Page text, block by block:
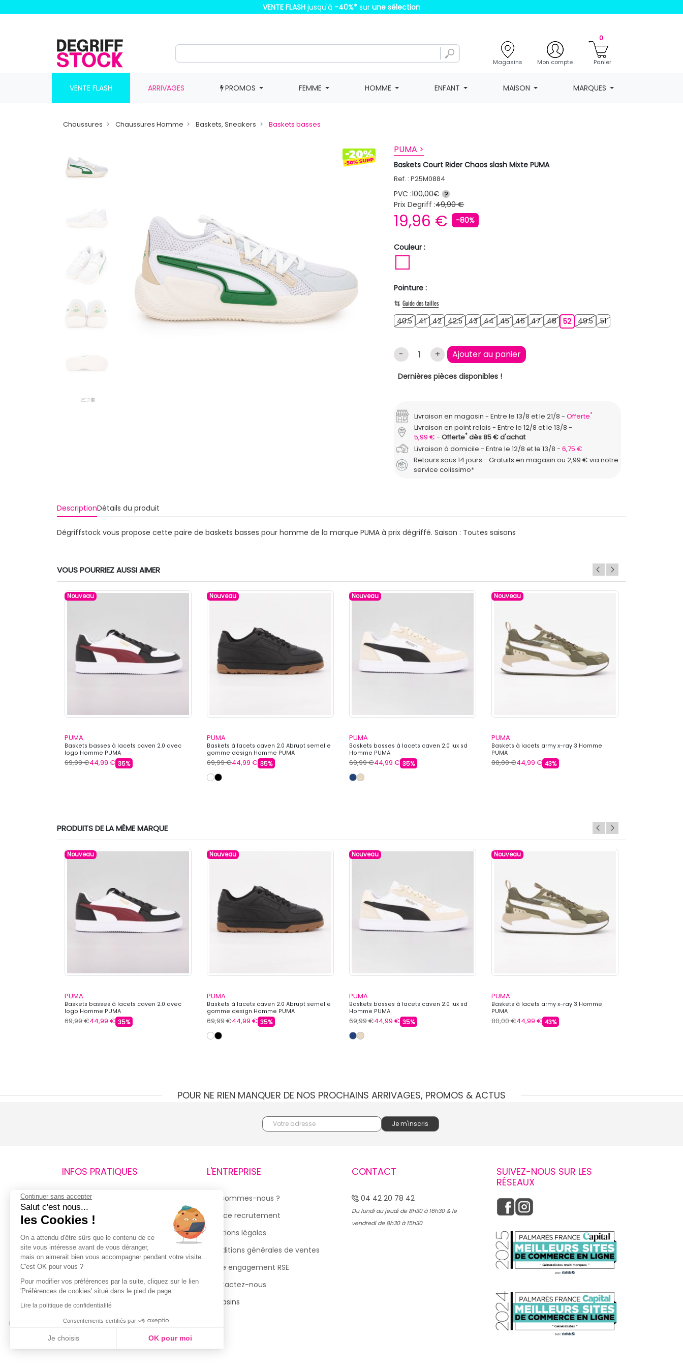
VENTE FLASH jusqu'à -40%* sur une sélection
Magasins Mon compte
0
Panier
VENTE FLASH ARRIVAGES PROMOS FEMME HOMME ENFANT MAISON MARQUES
Chaussures Chaussures Homme Baskets, Sneakers Baskets basses
PUMA >
Baskets Court Rider Chaos slash Mixte PUMA
Ref. : P25M0884
PVC :100,00€ ?
Prix Degriff :49,90 €
19,96 € -80%
Couleur :
Pointure :
Guide des tailles
40.540.5
4141424242.542.5
434344444545464647474848525249.549.5
5151
- + Ajouter au panier
Dernières pièces disponibles !
Livraison en magasin Entre le 13/8 et le 21/8 Offerte*
Livraison en point relais
Entre le 12/8 et le 13/8
5,99 €
Offerte*dès 85 € d'achat
Livraison à domicile
Entre le 12/8 et le 13/8
6,75 €
Retours sous 14 jours - Gratuits en magasin ou 2,99 € via notre
service colissimo*
DescriptionDétails du produit
Dégriffstock vous propose cette paire de baskets basses pour homme de la marque PUMA à prix dégriffé. Saison : Toutes saisons
VOUS POURRIEZ AUSSI AIMER
Nouveau
PUMA
Baskets basses à lacets caven 2.0 avec
logo Homme PUMA
69,99 €44,99 € 35%
Nouveau
PUMA
Baskets à lacets caven 2.0 Abrupt semelle
gomme design Homme PUMA
69,99 €44,99 € 35%
Nouveau
PUMA
Baskets basses à lacets caven 2.0 lux sd
Homme PUMA
69,99 €44,99 € 35%
Nouveau
PUMA
Baskets à lacets army x-ray 3 Homme
PUMA
80,00 €44,99 € 43%
PRODUITS DE LA MÊME MARQUE
Nouveau
PUMA
Baskets basses à lacets caven 2.0 avec
logo Homme PUMA
69,99 €44,99 € 35%
Nouveau
PUMA
Baskets à lacets caven 2.0 Abrupt semelle
gomme design Homme PUMA
69,99 €44,99 € 35%
Nouveau
PUMA
Baskets basses à lacets caven 2.0 lux sd
Homme PUMA
69,99 €44,99 € 35%
Nouveau
PUMA
Baskets à lacets army x-ray 3 Homme
PUMA
80,00 €44,99 € 43%
POUR NE RIEN MANQUER DE NOS PROCHAINS ARRIVAGES, PROMOS & ACTUS
INFOS PRATIQUES
Retours et remboursements
Suivi de commande
Livraisons
Guide des tailles
Politique de confidentialité
Conditions générales d’utilisation
de la Carte de Fidélité
L'ENTREPRISE
Qui sommes-nous ?
Espace recrutement
Mentions légales
Conditions générales de ventes
Notre engagement RSE
Contactez-nous
Magasins
CONTACT
04 42 20 78 42
Du lundi au jeudi de 8h30 à 16h30 & le
vendredi de 8h30 à 15h30
SUIVEZ-NOUS SUR LES
RÉSEAUX
Continuer sans accepter
Salut c'est nous...
les Cookies !
On a attendu d'être sûrs que le contenu de ce
site vous intéresse avant de vous déranger,
mais on aimerait bien vous accompagner pendant votre visite...
C'est OK pour vous ?
Pour modifier vos préférences par la suite, cliquez sur le lien
'Préférences de cookies' situé dans le pied de page.
Lire la politique de confidentialité
Consentements certifiés par
Je choisis OK pour moi